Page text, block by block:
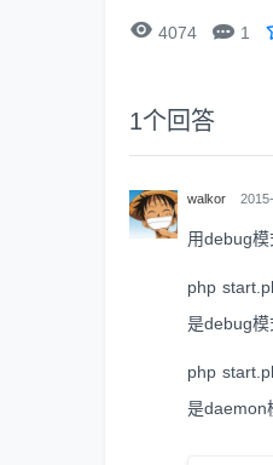
 4074  1
1个回答
walkor
用debug
php
是debug模
php
是daemon